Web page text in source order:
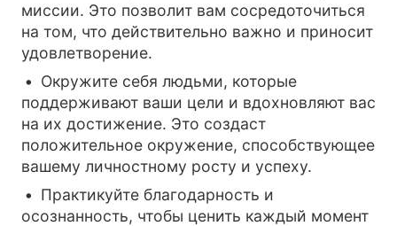
миссии. Это позволит вам сосредоточиться
на том, что действительно важно и приносит
удовлетворение.
Окружите себя людьми, которые
поддерживают ваши цели и вдохновляют вас
на их достижение. Это создаст
положительное окружение, способствующее
вашему личностному росту и успеху.
Практикуйте благодарность и
осознанность, чтобы ценить каждый момент